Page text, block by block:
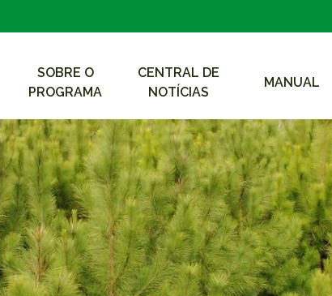
SOBRE O
PROGRAMA
CENTRAL DE
NOTÍCIAS
MANUAL